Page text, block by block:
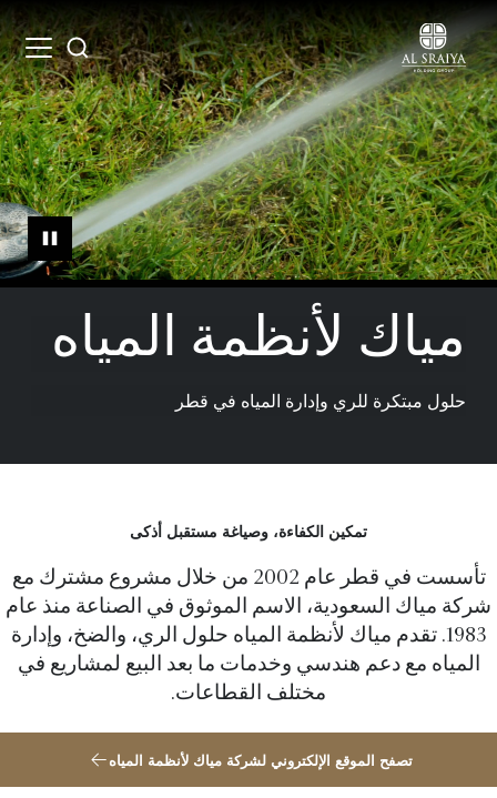
Skip
to
main
content
Search
Open
menu
مياك لأنظمة المياه
حلول مبتكرة للري وإدارة المياه في قطر
تمكين الكفاءة، وصياغة مستقبل أذكى
تأسست في قطر عام 2002 من خلال مشروع مشترك مع
شركة مياك السعودية، الاسم الموثوق في الصناعة منذ عام
1983. تقدم مياك لأنظمة المياه حلول الري، والضخ، وإدارة
المياه مع دعم هندسي وخدمات ما بعد البيع لمشاريع في
مختلف القطاعات.
تصفح الموقع الإلكتروني لشركة مياك لأنظمة المياه